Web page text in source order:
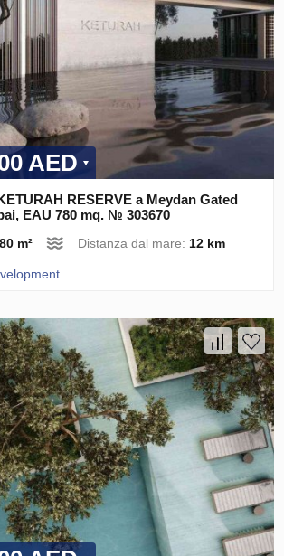
AED
RESERVE a Meydan Gated
EAU 780 mq. № 303670
m² Distanza dal mare: 12 km